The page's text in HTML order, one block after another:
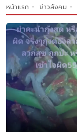
หน้าแรก ข่าวสังคม